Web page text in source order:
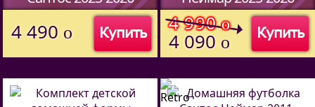
Купить
4 490 o
(Код:45067014
Купить
4 990o
4 090 o